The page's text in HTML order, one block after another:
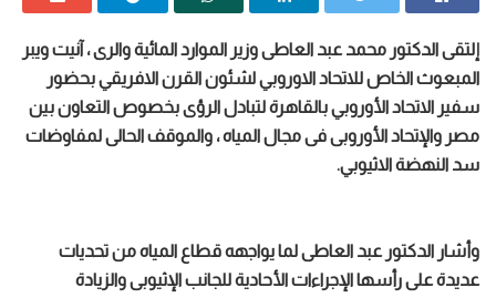
إلتقى الدكتور محمد عبد العاطى وزير الموارد المائية والرى ، آنيت ويبر
المبعوث الخاص للاتحاد الاوروبي لشئون القرن الافريقي بحضور
سفير الاتحاد الأوروبي بالقاهرة لتبادل الرؤى بخصوص التعاون بين
مصر والإتحاد الأوروبى فى مجال المياه ، والموقف الحالى لمفاوضات
سد النهضة الاثيوبي.
وأشار الدكتور عبد العاطى لما يواجهه قطاع المياه من تحديات
عديدة على رأسها الإجراءات الأحادية للجانب الإثيوبى والزيادة